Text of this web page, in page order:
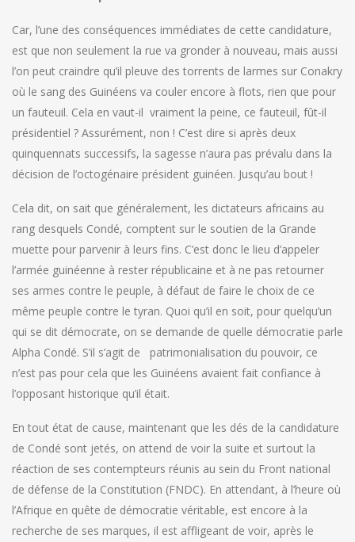
Car, l’une des conséquences immédiates de cette candidature,
est que non seulement la rue va gronder à nouveau, mais aussi
l’on peut craindre qu’il pleuve des torrents de larmes sur Conakry
où le sang des Guinéens va couler encore à flots, rien que pour
un fauteuil. Cela en vaut-il vraiment la peine, ce fauteuil, fût-il
présidentiel ? Assurément, non ! C’est dire si après deux
quinquennats successifs, la sagesse n’aura pas prévalu dans la
décision de l’octogénaire président guinéen. Jusqu’au bout !
Cela dit, on sait que généralement, les dictateurs africains au
rang desquels Condé, comptent sur le soutien de la Grande
muette pour parvenir à leurs fins. C’est donc le lieu d’appeler
l’armée guinéenne à rester républicaine et à ne pas retourner
ses armes contre le peuple, à défaut de faire le choix de ce
même peuple contre le tyran. Quoi qu’il en soit, pour quelqu’un
qui se dit démocrate, on se demande de quelle démocratie parle
Alpha Condé. S’il s’agit de patrimonialisation du pouvoir, ce
n’est pas pour cela que les Guinéens avaient fait confiance à
l’opposant historique qu’il était.
En tout état de cause, maintenant que les dés de la candidature
de Condé sont jetés, on attend de voir la suite et surtout la
réaction de ses contempteurs réunis au sein du Front national
de défense de la Constitution (FNDC). En attendant, à l’heure où
l’Afrique en quête de démocratie véritable, est encore à la
recherche de ses marques, il est affligeant de voir, après le